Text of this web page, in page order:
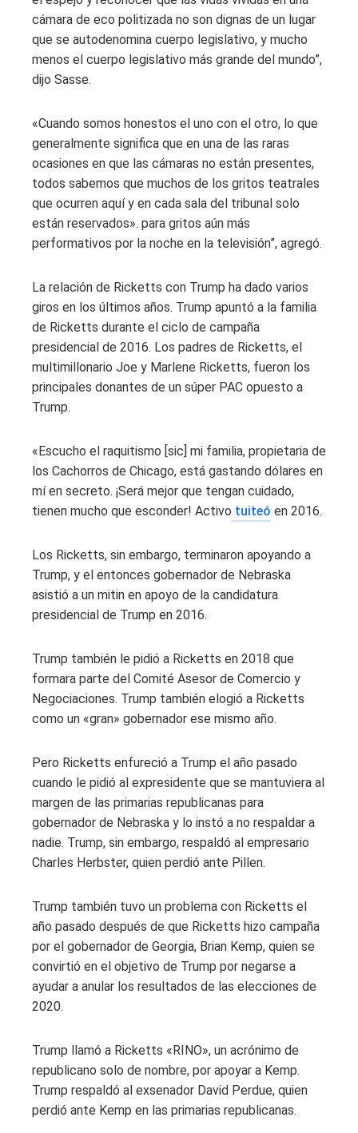
cámara de eco politizada no son dignas de un lugar
que se autodenomina cuerpo legislativo, y mucho
menos el cuerpo legislativo más grande del mundo”,
dijo Sasse.
«Cuando somos honestos el uno con el otro, lo que
generalmente significa que en una de las raras
ocasiones en que las cámaras no están presentes,
todos sabemos que muchos de los gritos teatrales
que ocurren aquí y en cada sala del tribunal solo
están reservados». para gritos aún más
performativos por la noche en la televisión”, agregó.
La relación de Ricketts con Trump ha dado varios
giros en los últimos años. Trump apuntó a la familia
de Ricketts durante el ciclo de campaña
presidencial de 2016. Los padres de Ricketts, el
multimillonario Joe y Marlene Ricketts, fueron los
principales donantes de un súper PAC opuesto a
Trump.
«Escucho el raquitismo [sic] mi familia, propietaria de
los Cachorros de Chicago, está gastando dólares en
mí en secreto. ¡Será mejor que tengan cuidado,
tienen mucho que esconder! Activo tuiteó en 2016.
Los Ricketts, sin embargo, terminaron apoyando a
Trump, y el entonces gobernador de Nebraska
asistió a un mitin en apoyo de la candidatura
presidencial de Trump en 2016.
Trump también le pidió a Ricketts en 2018 que
formara parte del Comité Asesor de Comercio y
Negociaciones. Trump también elogió a Ricketts
como un «gran» gobernador ese mismo año.
Pero Ricketts enfureció a Trump el año pasado
cuando le pidió al expresidente que se mantuviera al
margen de las primarias republicanas para
gobernador de Nebraska y lo instó a no respaldar a
nadie. Trump, sin embargo, respaldó al empresario
Charles Herbster, quien perdió ante Pillen.
Trump también tuvo un problema con Ricketts el
año pasado después de que Ricketts hizo campaña
por el gobernador de Georgia, Brian Kemp, quien se
convirtió en el objetivo de Trump por negarse a
ayudar a anular los resultados de las elecciones de
2020.
Trump llamó a Ricketts «RINO», un acrónimo de
republicano solo de nombre, por apoyar a Kemp.
Trump respaldó al exsenador David Perdue, quien
perdió ante Kemp en las primarias republicanas.